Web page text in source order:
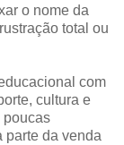
o nome da
total ou
com
cultura e
poucas
parte da venda